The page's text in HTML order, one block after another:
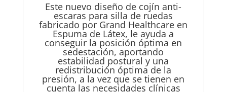
Este nuevo diseño de cojín anti-
escaras para silla de ruedas
fabricado por Grand Healthcare en
Espuma de Látex, le ayuda a
conseguir la posición óptima en
sedestación, aportando
estabilidad postural y una
redistribución óptima de la
presión, a la vez que se tienen en
cuenta las necesidades clínicas